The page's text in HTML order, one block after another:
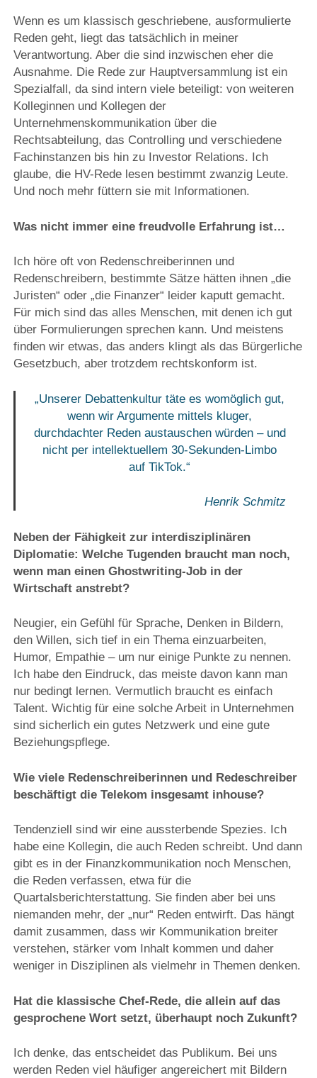
Wenn es um klassisch geschriebene, ausformulierte
Reden geht, liegt das tatsächlich in meiner
Verantwortung. Aber die sind inzwischen eher die
Ausnahme. Die Rede zur Hauptversammlung ist ein
Spezialfall, da sind intern viele beteiligt: von weiteren
Kolleginnen und Kollegen der
Unternehmenskommunikation über die
Rechtsabteilung, das Controlling und verschiedene
Fachinstanzen bis hin zu Investor Relations. Ich
glaube, die HV-Rede lesen bestimmt zwanzig Leute.
Und noch mehr füttern sie mit Informationen.
Was nicht immer eine freudvolle Erfahrung ist…
Ich höre oft von Redenschreiberinnen und
Redenschreibern, bestimmte Sätze hätten ihnen „die
Juristen“ oder „die Finanzer“ leider kaputt gemacht.
Für mich sind das alles Menschen, mit denen ich gut
über Formulierungen sprechen kann. Und meistens
finden wir etwas, das anders klingt als das Bürgerliche
Gesetzbuch, aber trotzdem rechtskonform ist.
„Unserer Debattenkultur täte es womöglich gut,
wenn wir Argumente mittels kluger,
durchdachter Reden austauschen würden – und
nicht per intellektuellem 30-Sekunden-Limbo
auf TikTok.“
Henrik Schmitz
Neben der Fähigkeit zur interdisziplinären
Diplomatie: Welche Tugenden braucht man noch,
wenn man einen Ghostwriting-Job in der
Wirtschaft anstrebt?
Neugier, ein Gefühl für Sprache, Denken in Bildern,
den Willen, sich tief in ein Thema einzuarbeiten,
Humor, Empathie – um nur einige Punkte zu nennen.
Ich habe den Eindruck, das meiste davon kann man
nur bedingt lernen. Vermutlich braucht es einfach
Talent. Wichtig für eine solche Arbeit in Unternehmen
sind sicherlich ein gutes Netzwerk und eine gute
Beziehungspflege.
Wie viele Redenschreiberinnen und Redeschreiber
beschäftigt die Telekom insgesamt inhouse?
Tendenziell sind wir eine aussterbende Spezies. Ich
habe eine Kollegin, die auch Reden schreibt. Und dann
gibt es in der Finanzkommunikation noch Menschen,
die Reden verfassen, etwa für die
Quartalsberichterstattung. Sie finden aber bei uns
niemanden mehr, der „nur“ Reden entwirft. Das hängt
damit zusammen, dass wir Kommunikation breiter
verstehen, stärker vom Inhalt kommen und daher
weniger in Disziplinen als vielmehr in Themen denken.
Hat die klassische Chef-Rede, die allein auf das
gesprochene Wort setzt, überhaupt noch Zukunft?
Ich denke, das entscheidet das Publikum. Bei uns
werden Reden viel häufiger angereichert mit Bildern